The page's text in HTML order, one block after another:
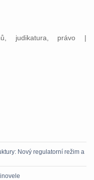
judikatura, právo |
Nový regulatorní režim a